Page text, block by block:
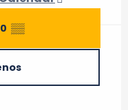
▒▒